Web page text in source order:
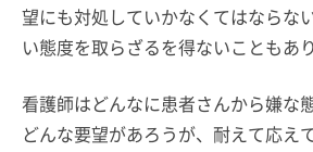
望にも対処していかなくてはならな
い態度を取らざるを得ないこともあ
看護師はどんなに患者さんから嫌な
どんな要望があろうが、耐えて応え